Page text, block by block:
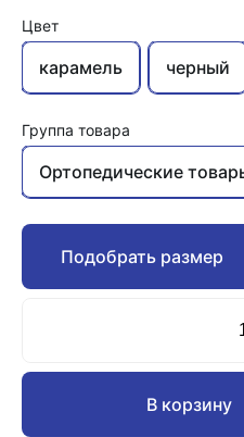
Цвет
карамель черный
Группа товара
Ортопедические
Подобрать размер
В корзину